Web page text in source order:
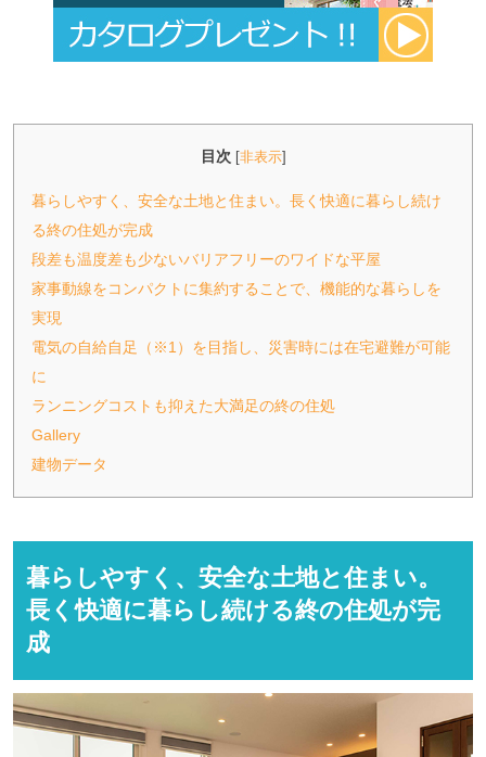
目次 [非表示]
暮らしやすく、安全な土地と住まい。長く快適に暮らし続け
る終の住処が完成
段差も温度差も少ないバリアフリーのワイドな平屋
家事動線をコンパクトに集約することで、機能的な暮らしを
実現
電気の自給自足（※1）を目指し、災害時には在宅避難が可能
に
ランニングコストも抑えた大満足の終の住処
Gallery
建物データ
暮らしやすく、安全な土地と住まい。
長く快適に暮らし続ける終の住処が完
成